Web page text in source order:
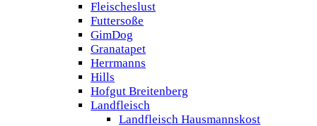
Fleischeslust
Futtersoße
GimDog
Granatapet
Herrmanns
Hills
Hofgut Breitenberg
Landfleisch
Landfleisch Hausmannskost